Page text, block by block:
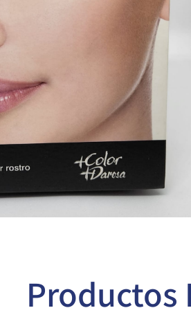
Productos